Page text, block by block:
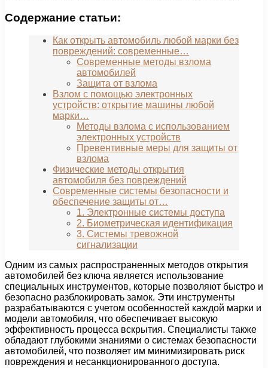
Содержание статьи:
Как открыть автомобиль любой марки без
повреждений: современные…
Современные методы взлома
автомобилей
Защита от взлома
Взлом с помощью электронных
устройств: открытие машины любой
марки…
Методы взлома с использованием
электронных устройств
Превентивные меры для защиты от
взлома
Физические методы открытия
автомобиля без повреждений
Современные системы безопасности и
обеспечение защиты от…
1. Электронные системы доступа
2. Биометрическая идентификация
3. Системы тревожной
сигнализации
Одним из самых распространенных методов открытия
автомобилей без ключа является использование
специальных инструментов, которые позволяют быстро и
безопасно разблокировать замок. Эти инструменты
разрабатываются с учетом особенностей каждой марки и
модели автомобиля, что обеспечивает высокую
эффективность процесса вскрытия. Специалисты также
обладают глубокими знаниями о системах безопасности
автомобилей, что позволяет им минимизировать риск
повреждения и несанкционированного доступа.